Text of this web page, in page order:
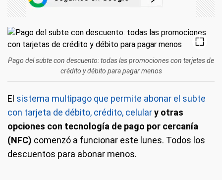
Pago del subte con descuento: todas las promociones con tarjetas de
crédito y débito para pagar menos
El sistema multipago que permite abonar el subte
con tarjeta de débito, crédito, celulary otras
opciones con tecnología de pago por cercanía
(NFC) comenzó a funcionar este lunes. Todos los
descuentos para abonar menos.